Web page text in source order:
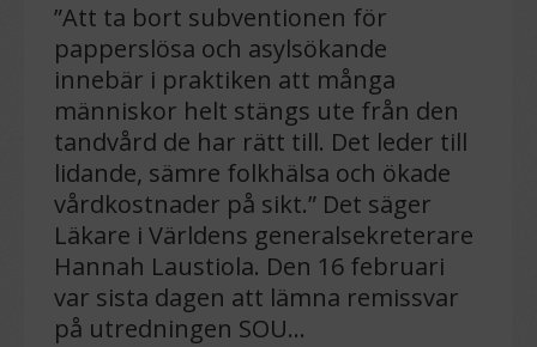
”Att ta bort subventionen för
papperslösa och asylsökande
innebär i praktiken att många
människor helt stängs ute från den
tandvård de har rätt till. Det leder till
lidande, sämre folkhälsa och ökade
vårdkostnader på sikt.” Det säger
Läkare i Världens generalsekreterare
Hannah Laustiola. Den 16 februari
var sista dagen att lämna remissvar
på utredningen SOU…